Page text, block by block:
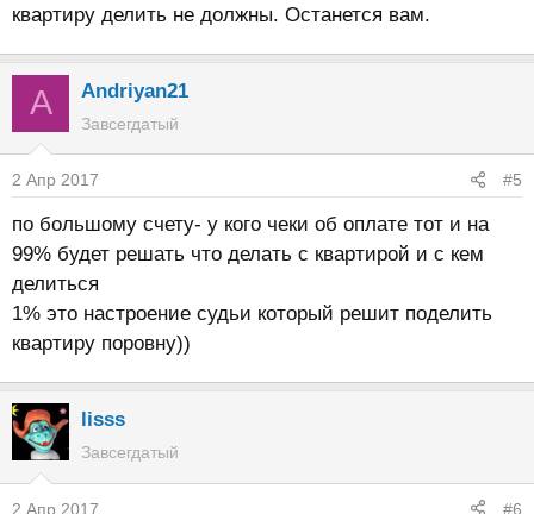
квартиру делить не должны. Останется вам.
A Andriyan21
Завсегдатый
2 Апр 2017 #5
по большому счету- у кого чеки об оплате тот и на
99% будет решать что делать с квартирой и с кем
делиться
1% это настроение судьи который решит поделить
квартиру поровну))
lisss
Завсегдатый
2 Апр 2017 #6